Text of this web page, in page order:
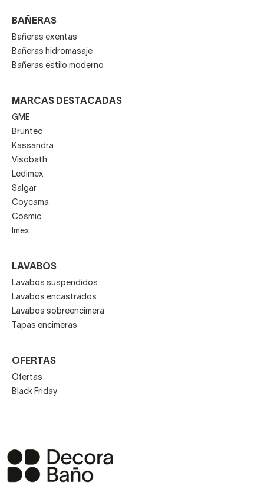
BAÑERAS
Bañeras exentas
Bañeras hidromasaje
Bañeras estilo moderno
MARCAS DESTACADAS
GME
Bruntec
Kassandra
Visobath
Ledimex
Salgar
Coycama
Cosmic
Imex
LAVABOS
Lavabos suspendidos
Lavabos encastrados
Lavabos sobreencimera
Tapas encimeras
OFERTAS
Ofertas
Black Friday